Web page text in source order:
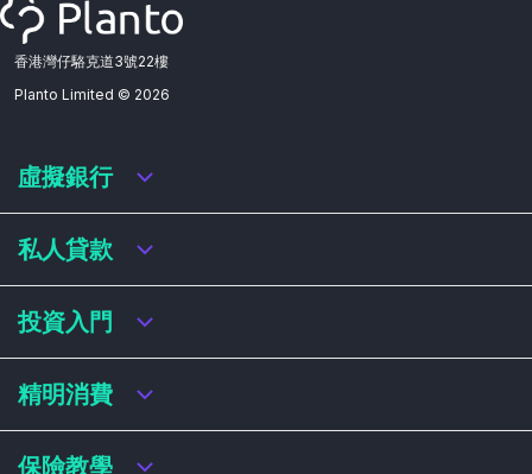
香港灣仔駱克道3號22樓
Planto Limited © 2026
虛擬銀行
虛擬銀行迎新優惠
虛擬銀行存款利率比較
虛擬銀行銀扣賬卡 / 信用卡
虛擬銀行貸款
私人貸款
私人貸款年利率比較
網上即批貸款
結餘轉戶
稅務貸款
投資入門
港股戶口收費及迎新優惠
基金平台比較
精明消費
網購信用卡
保險教學